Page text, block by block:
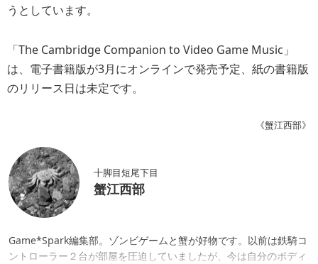
うとしています。
「The Cambridge Companion to Video Game Music」
は、電子書籍版が3月にオンラインで発売予定、紙の書籍版
のリリース日は未定です。
《蟹江西部》
十脚目短尾下目
蟹江西部
Game*Spark編集部。ゾンビゲームと蟹が好物です。以前は鉄騎コ
ントローラー２台が部屋を圧迫していましたが、今は自分のボディ